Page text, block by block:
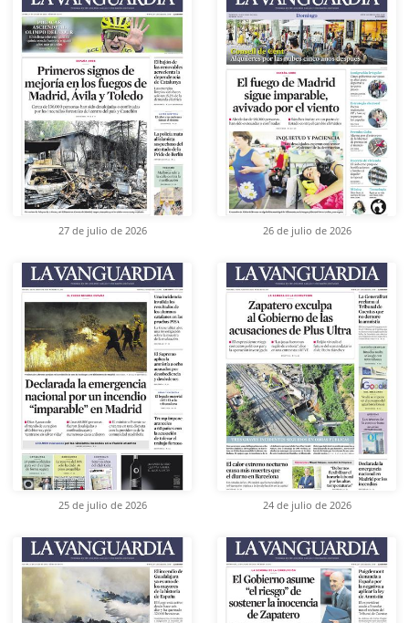
27 de julio de 2026 26 de julio de 2026
25 de julio de 2026 24 de julio de 2026